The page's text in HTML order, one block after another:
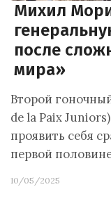
Михил
после
мира»
Второй
de la Paix
проявить себя
первой
10/05/2025